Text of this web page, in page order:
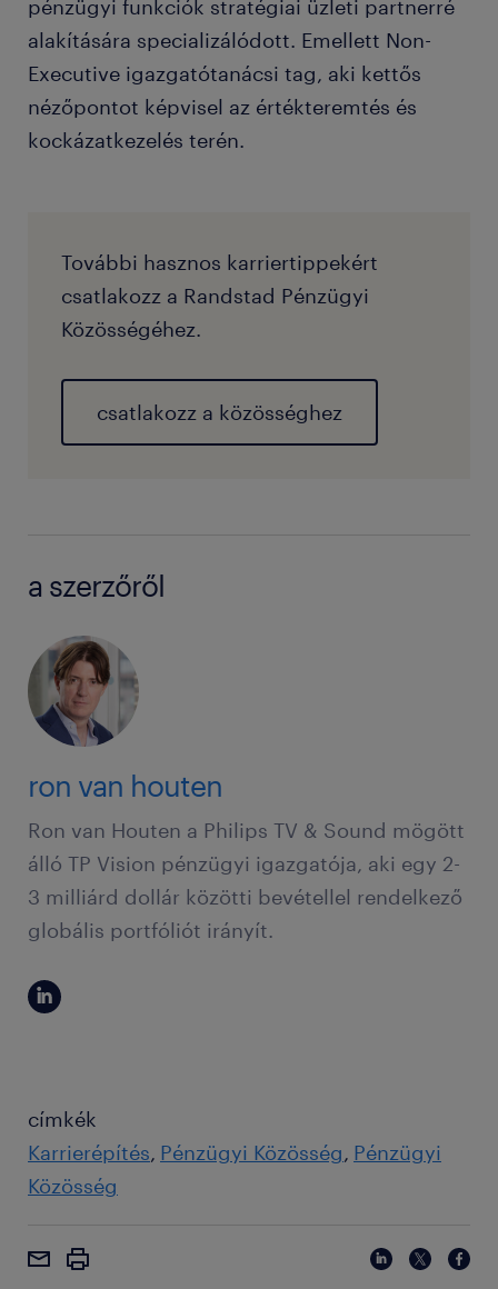
pénzügyi funkciók stratégiai üzleti partnerré
alakítására specializálódott. Emellett Non-
Executive igazgatótanácsi tag, aki kettős
nézőpontot képvisel az értékteremtés és
kockázatkezelés terén.
További hasznos karriertippekért
csatlakozz a Randstad Pénzügyi
Közösségéhez.
csatlakozz a közösséghez
a szerzőről
ron van houten
Ron van Houten a Philips TV & Sound mögött
álló TP Vision pénzügyi igazgatója, aki egy 2-
3 milliárd dollár közötti bevétellel rendelkező
globális portfóliót irányít.
címkék
Karrierépítés Pénzügyi Közösség Pénzügyi
Közösség